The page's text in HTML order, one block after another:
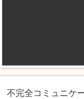
不完全コミュニケ